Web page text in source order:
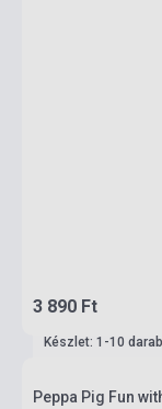
3 890 Ft
Készlet: 1-10 darab
Peppa Pig Fun